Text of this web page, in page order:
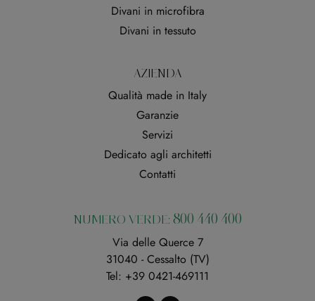
Divani in microfibra
Divani in tessuto
AZIENDA
Qualità made in Italy
Garanzie
Servizi
Dedicato agli architetti
Contatti
NUMERO VERDE: 800 440 400
Via delle Querce 7
31040 - Cessalto (TV)
Tel: +39 0421-469111